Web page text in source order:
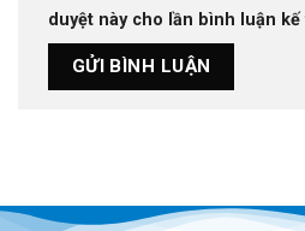
duyệt này cho lần bình luận